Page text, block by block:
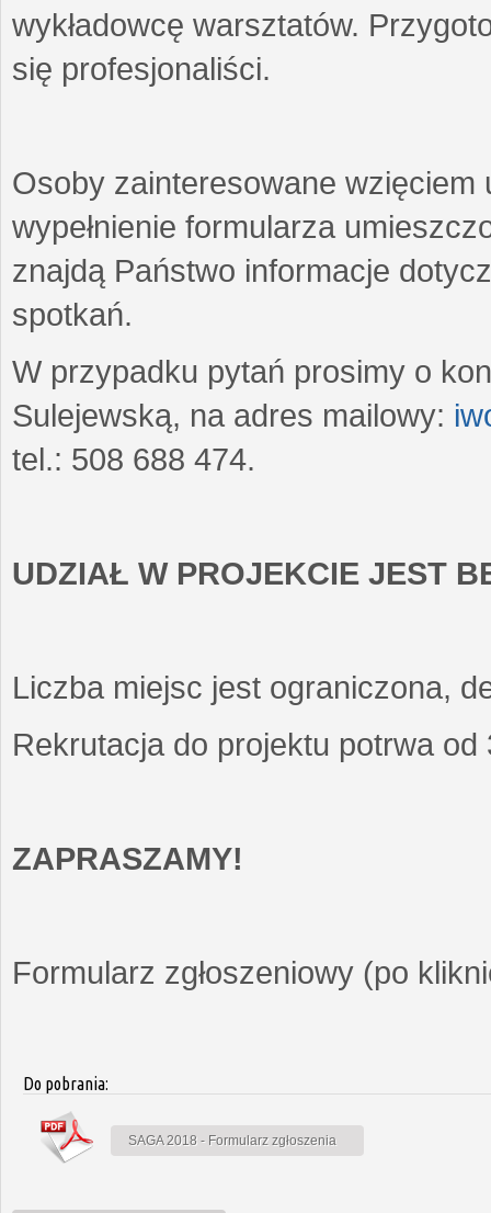
wykładowcę warsztatów.
się profesjonaliści.
Osoby zainteresowane wzięciem
wypełnienie formularza
znajdą Państwo informacje
spotkań.
W przypadku pytań prosimy o
Sulejewską, na adres mailowy:
tel.: 508 688 474.
UDZIAŁ W PROJEKCIE JEST
Liczba miejsc jest ograniczona,
Rekrutacja do projektu potrwa
ZAPRASZAMY!
Formularz zgłoszeniowy (po
Do pobrania:
SAGA 2018 - Formularz zgłoszenia